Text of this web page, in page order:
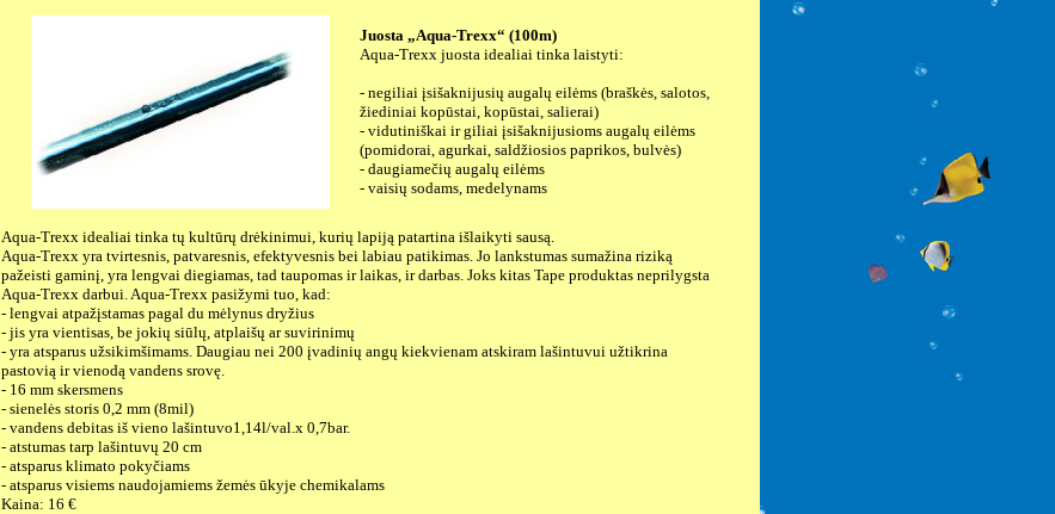
Juosta „Aqua-Trexx“ (100m)
Aqua-Trexx juosta idealiai tinka laistyti:
- negiliai įsišaknijusių augalų eilėms (braškės, salotos,
žiediniai kopūstai, kopūstai, salierai)
- vidutiniškai ir giliai įsišaknijusioms augalų eilėms
(pomidorai, agurkai, saldžiosios paprikos, bulvės)
- daugiamečių augalų eilėms
- vaisių sodams, medelynams
Aqua-Trexx idealiai tinka tų kultūrų drėkinimui, kurių lapiją patartina išlaikyti sausą.
Aqua-Trexx yra tvirtesnis, patvaresnis, efektyvesnis bei labiau patikimas. Jo lankstumas sumažina riziką
pažeisti gaminį, yra lengvai diegiamas, tad taupomas ir laikas, ir darbas. Joks kitas Tape produktas neprilygsta
Aqua-Trexx darbui. Aqua-Trexx pasižymi tuo, kad:
- lengvai atpažįstamas pagal du mėlynus dryžius
- jis yra vientisas, be jokių siūlų, atplaišų ar suvirinimų
- yra atsparus užsikimšimams. Daugiau nei 200 įvadinių angų kiekvienam atskiram lašintuvui užtikrina
pastovią ir vienodą vandens srovę.
- 16 mm skersmens
- sienelės storis 0,2 mm (8mil)
- vandens debitas iš vieno lašintuvo1,14l/val.x 0,7bar.
- atstumas tarp lašintuvų 20 cm
- atsparus klimato pokyčiams
- atsparus visiems naudojamiems žemės ūkyje chemikalams
Kaina: 16 €